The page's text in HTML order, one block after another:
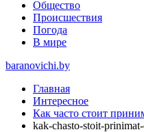
Общество
Происшествия
Погода
В мире
baranovichi.by
Главная
Интересное
Как часто стоит
kak-chasto-stoit-